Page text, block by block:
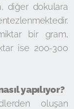
diğer dokulara
bir gram,
ise 200-300
yapılıyor?
oluşan